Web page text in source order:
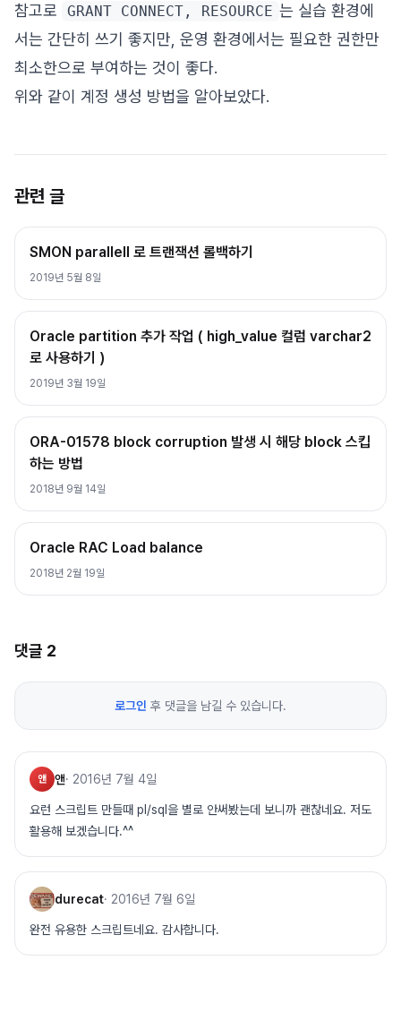
참고로
GRANT CONNECT, RESOURCE 는 실습 환경에
서는 간단히 쓰기 좋지만, 운영 환경에서는 필요한 권한만
최소한으로 부여하는 것이 좋다.
위와 같이 계정 생성 방법을 알아보았다.
관련 글
SMON parallell 로 트랜잭션 롤백하기
2019년 5월 8일
Oracle partition 추가 작업 ( high_value 컬럼 varchar2
로 사용하기 )
2019년 3월 19일
ORA-01578 block corruption 발생 시 해당 block 스킵
하는 방법
2018년 9월 14일
Oracle RAC Load balance
2018년 2월 19일
댓글 2
로그인 후 댓글을 남길 수 있습니다.
앤 앤· 2016년 7월 4일
요런 스크립트 만들때 pl/sql을 별로 안써봤는데 보니까 괜찮네요. 저도
활용해 보겠습니다.^^
durecat· 2016년 7월 6일
완전 유용한 스크립트네요. 감사합니다.